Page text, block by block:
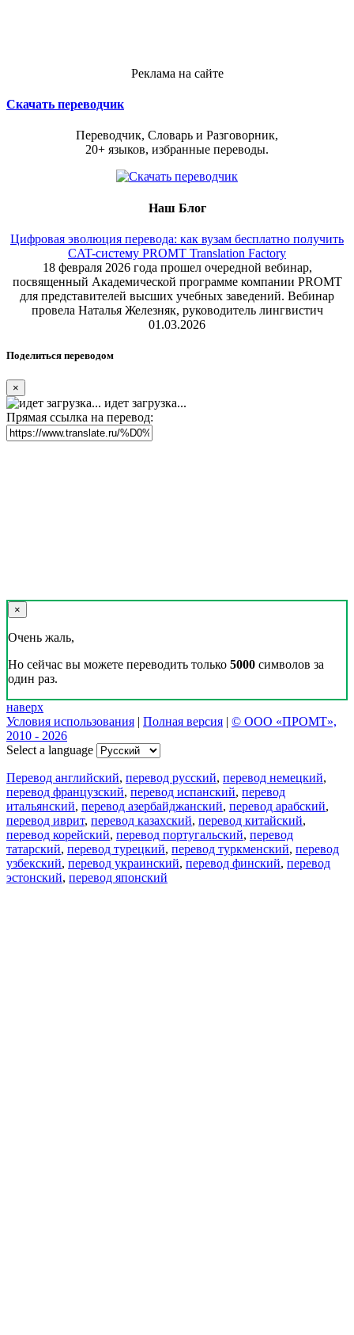
Реклама на сайте
Скачать переводчик
Переводчик, Словарь и Разговорник,
20+ языков, избранные переводы.
Наш Блог
Цифровая эволюция перевода: как вузам бесплатно получить
CAT-систему PROMT Translation Factory
18 февраля 2026 года прошел очередной вебинар,
посвященный Академической программе компании PROMT
для представителей высших учебных заведений. Вебинар
провела Наталья Железняк, руководитель лингвистич
01.03.2026
Поделиться переводом
×
идет загрузка...
Прямая ссылка на перевод:
×
Очень жаль,
Но сейчас вы можете переводить только 5000 символов за
один раз.
наверх
Условия использования | Полная версия | © ООО «ПРОМТ»,
2010 - 2026
Select a language
Перевод английский, перевод русский, перевод немецкий,
перевод французский, перевод испанский, перевод
итальянский, перевод азербайджанский, перевод арабский,
перевод иврит, перевод казахский, перевод китайский,
перевод корейский, перевод португальский, перевод
татарский, перевод турецкий, перевод туркменский, перевод
узбекский, перевод украинский, перевод финский, перевод
эстонский, перевод японский